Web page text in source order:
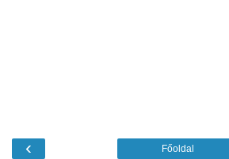
‹ Főoldal